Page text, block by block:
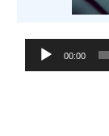
Reproductor
00:00